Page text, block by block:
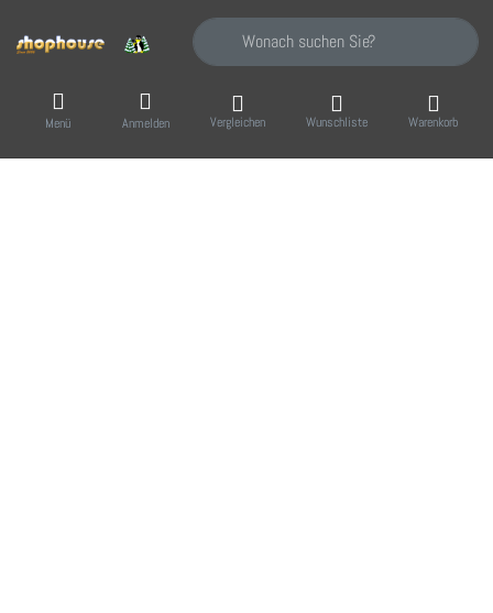
Geben Sie einen Suchbegriff ein. Während
Menü Anmelden Vergleichen Wunschliste Warenkorb